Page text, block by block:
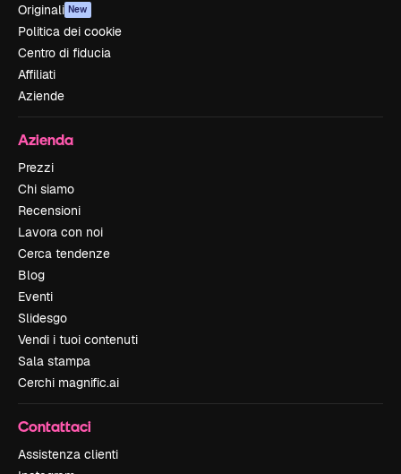
Originali New
Politica dei cookie
Centro di fiducia
Affiliati
Aziende
Azienda
Prezzi
Chi siamo
Recensioni
Lavora con noi
Cerca tendenze
Blog
Eventi
Slidesgo
Vendi i tuoi contenuti
Sala stampa
Cerchi magnific.ai
Contattaci
Assistenza clienti